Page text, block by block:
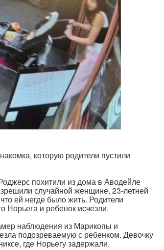
которую родители пустили
похитили из дома в Аводейле
случайной женщине, 23-летней
ей негде было жить. Родители
Норьега и ребенок исчезли.
наблюдения из Марикопы и
подозреваемую с ребенком. Девочку
где Норьегу задержали.